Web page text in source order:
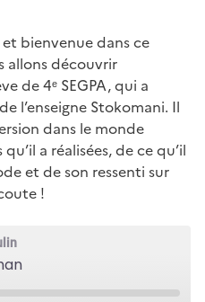
bienvenue dans ce
allons découvrir
de 4ᵉ SEGPA, qui a
l’enseigne Stokomani. Il
dans le monde
a réalisées, de ce qu’il
et de son ressenti sur
!